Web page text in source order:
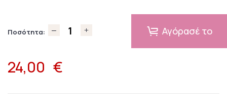
Ποσότητα: Αγόρασέ το
24,00 €